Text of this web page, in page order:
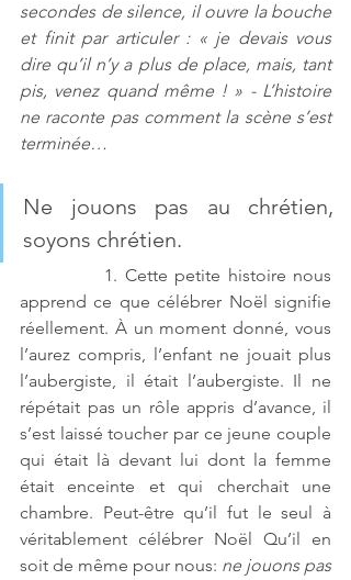
secondes de silence, il ouvre la bouche
et finit par articuler : « je devais vous
dire qu’il n’y a plus de place, mais, tant
pis, venez quand même ! » - L’histoire
ne raconte pas comment la scène s’est
terminée…
Ne jouons pas au chrétien,
soyons chrétien.
apprend ce que célébrer Noël signifie
réellement. À un moment donné, vous
l’aurez compris, l’enfant ne jouait plus
l’aubergiste, il était l’aubergiste. Il ne
répétait pas un rôle appris d’avance, il
s’est laissé toucher par ce jeune couple
qui était là devant lui dont la femme
était enceinte et qui cherchait une
chambre. Peut-être qu’il fut le seul à
véritablement célébrer Noël Qu’il en
soit de même pour nous: ne jouons pas